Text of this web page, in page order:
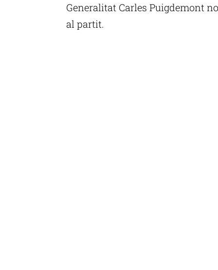
Generalitat Carles Puigdemont
al partit.